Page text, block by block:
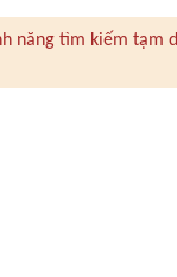
năng tìm kiếm